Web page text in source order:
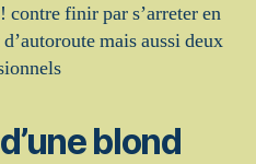
contre finir par s’arreter en
mais aussi deux
blond